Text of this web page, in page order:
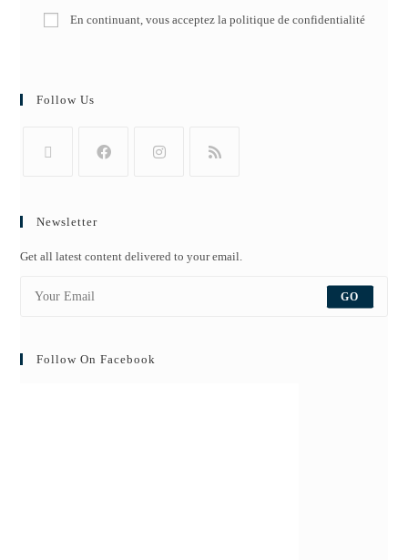
En continuant, vous acceptez la politique de confidentialité
Follow Us
Newsletter
Get all latest content delivered to your email.
GO
Follow On Facebook